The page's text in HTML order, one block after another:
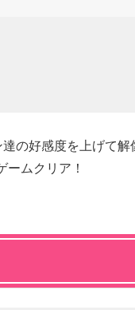
の好感度を上げて
ームクリア！